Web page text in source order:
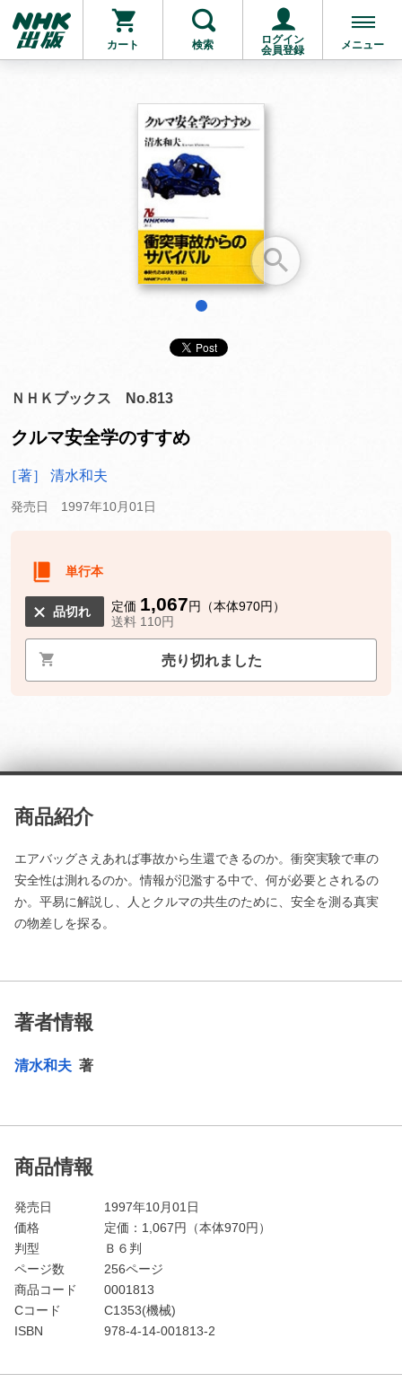
カート 検索
ログイン
会員登録
メニュー
お支払いに進む
他にも商品を買う
ＮＨＫブックス No.813
クルマ安全学のすすめ
［著］ 清水和夫
発売日 1997年10月01日
単行本
品切れ 定価 1,067円（本体970円）
送料 110円
売り切れました
商品紹介
エアバッグさえあれば事故から生還できるのか。衝突実験で車の
安全性は測れるのか。情報が氾濫する中で、何が必要とされるの
か。平易に解説し、人とクルマの共生のために、安全を測る真実
の物差しを探る。
著者情報
清水和夫 著
商品情報
発売日
1997年10月01日
価格
定価： 1,067円（本体970円）
判型
Ｂ６判
ページ数
256ページ
商品コード
0001813
Cコード
C1353(機械)
ISBN
978-4-14-001813-2